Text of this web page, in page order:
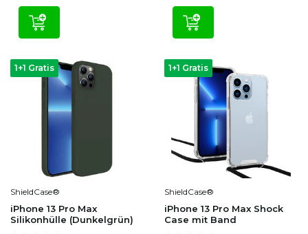
1+1 Gratis
ShieldCase®
iPhone 13 Pro Max
Silikonhülle (Dunkelgrün)
1+1 Gratis
ShieldCase®
iPhone 13 Pro Max Shock
Case mit Band